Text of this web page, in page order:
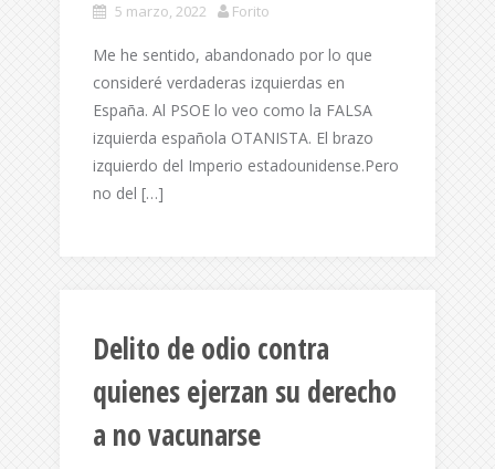
5 marzo, 2022 Forito
Me he sentido, abandonado por lo que
consideré verdaderas izquierdas en
España. Al PSOE lo veo como la FALSA
izquierda española OTANISTA. El brazo
izquierdo del Imperio estadounidense.Pero
no del […]
Delito de odio contra
quienes ejerzan su derecho
a no vacunarse